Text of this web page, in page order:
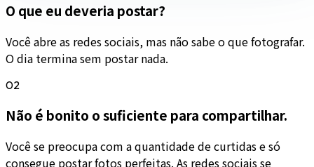
O que eu deveria postar?
Você abre as redes sociais, mas não sabe o que fotografar.
O dia termina sem postar nada.
02
Não é bonito o suficiente para compartilhar.
Você se preocupa com a quantidade de curtidas e só
consegue postar fotos perfeitas. As redes sociais se